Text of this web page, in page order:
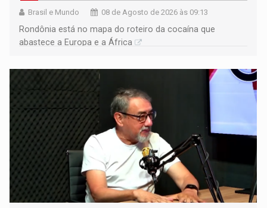
Brasil e Mundo 08 de Agosto de 2026 às 09:13
Rondônia está no mapa do roteiro da cocaína que
abastece a Europa e a África